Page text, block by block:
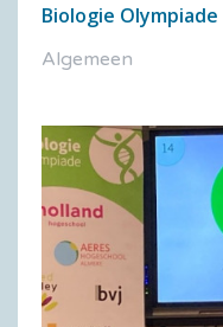
Biologie Olympiade
Algemeen